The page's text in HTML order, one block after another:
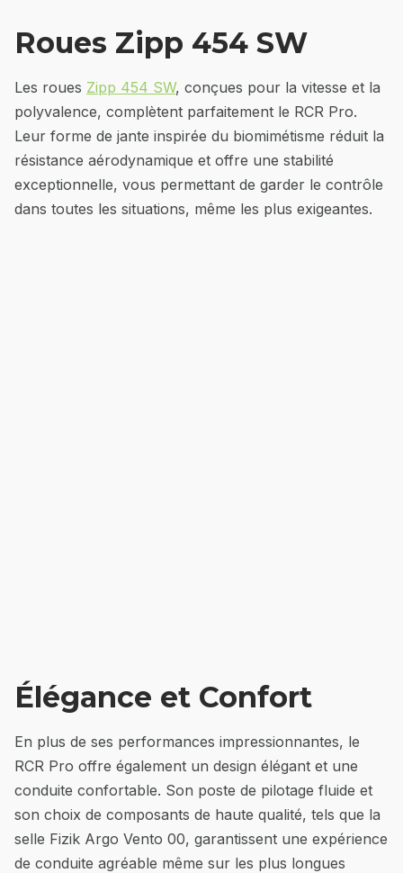
Roues Zipp 454 SW
Les roues Zipp 454 SW, conçues pour la vitesse et la
polyvalence, complètent parfaitement le RCR Pro.
Leur forme de jante inspirée du biomimétisme réduit la
résistance aérodynamique et offre une stabilité
exceptionnelle, vous permettant de garder le contrôle
dans toutes les situations, même les plus exigeantes.
Élégance et Confort
En plus de ses performances impressionnantes, le
RCR Pro offre également un design élégant et une
conduite confortable. Son poste de pilotage fluide et
son choix de composants de haute qualité, tels que la
selle Fizik Argo Vento 00, garantissent une expérience
de conduite agréable même sur les plus longues